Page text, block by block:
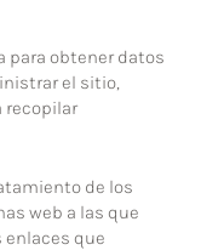
para obtener datos
el sitio,
recopilar
de los
web a las que
enlaces que